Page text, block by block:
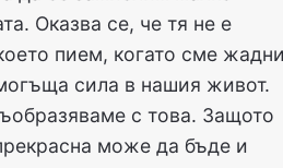
Оказва се, че тя не е
пием, когато сме
сила в нашия живот.
с това. Защото
може да бъде и